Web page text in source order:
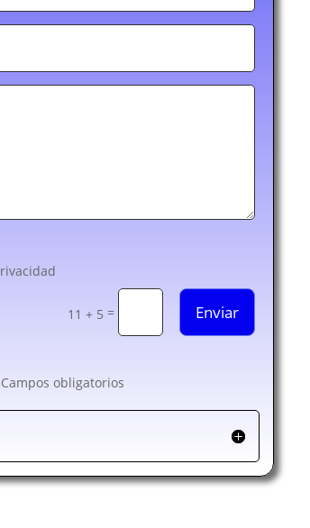
11 + 5 = Enviar
obligatorios